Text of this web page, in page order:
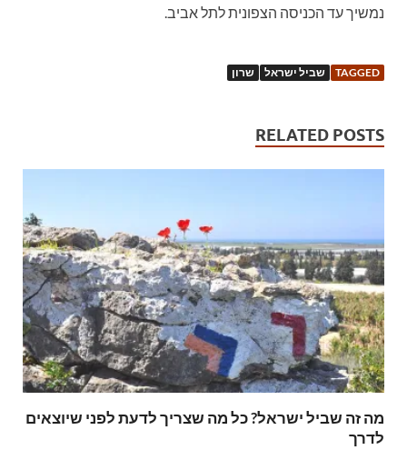
נמשיך עד הכניסה הצפונית לתל אביב.
TAGGED שביל ישראל שרון
RELATED POSTS
מה זה שביל ישראל? כל מה שצריך לדעת לפני שיוצאים
לדרך